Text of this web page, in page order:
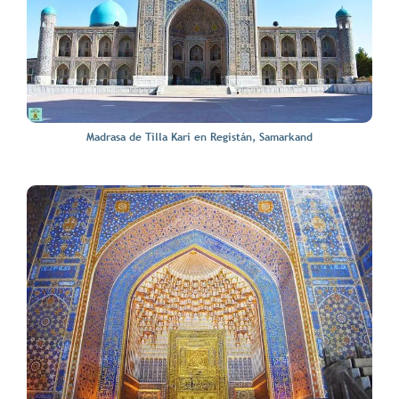
Madrasa de Tilla Kari en Registán, Samarkand